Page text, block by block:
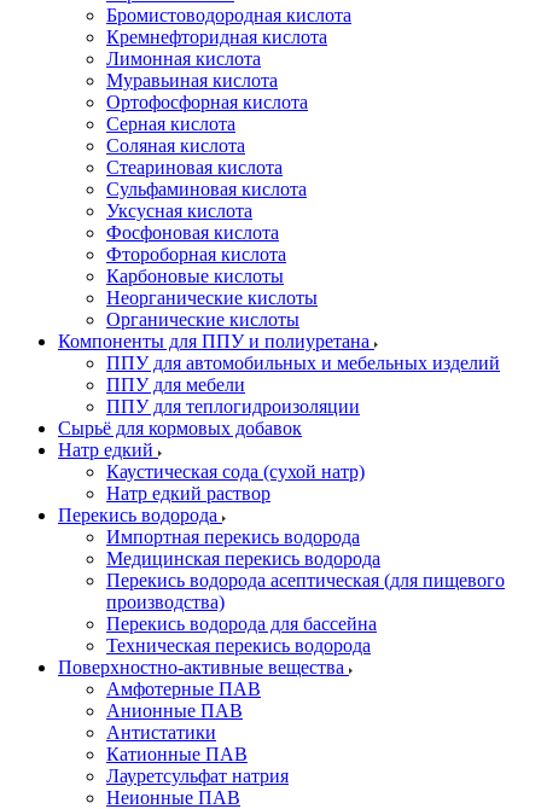
Бромистоводородная кислота
Кремнефторидная кислота
Лимонная кислота
Муравьиная кислота
Ортофосфорная кислота
Серная кислота
Соляная кислота
Стеариновая кислота
Сульфаминовая кислота
Уксусная кислота
Фосфоновая кислота
Фтороборная кислота
Карбоновые кислоты
Неорганические кислоты
Органические кислоты
Компоненты для ППУ и полиуретана
ППУ для автомобильных и мебельных изделий
ППУ для мебели
ППУ для теплогидроизоляции
Сырьё для кормовых добавок
Натр едкий
Каустическая сода (сухой натр)
Натр едкий раствор
Перекись водорода
Импортная перекись водорода
Медицинская перекись водорода
Перекись водорода асептическая (для пищевого
производства)
Перекись водорода для бассейна
Техническая перекись водорода
Поверхностно-активные вещества
Амфотерные ПАВ
Анионные ПАВ
Антистатики
Катионные ПАВ
Лауретсульфат натрия
Неионные ПАВ